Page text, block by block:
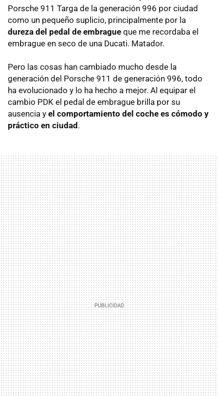
Porsche 911 Targa de la generación 996 por ciudad
como un pequeño suplicio, principalmente por la
dureza del pedal de embrague que me recordaba el
embrague en seco de una Ducati. Matador.
Pero las cosas han cambiado mucho desde la
generación del Porsche 911 de generación 996, todo
ha evolucionado y lo ha hecho a mejor. Al equipar el
cambio PDK el pedal de embrague brilla por su
ausencia y el comportamiento del coche es cómodo y
práctico en ciudad .